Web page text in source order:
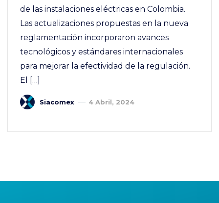
de las instalaciones eléctricas en Colombia.
Las actualizaciones propuestas en la nueva
reglamentación incorporaron avances
tecnológicos y estándares internacionales
para mejorar la efectividad de la regulación.
El […]
Siacomex 4 Abril, 2024